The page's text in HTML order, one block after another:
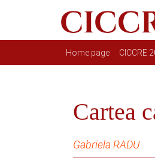
Main navigation
Home page CICCRE
Cartea
Gabriela RADU